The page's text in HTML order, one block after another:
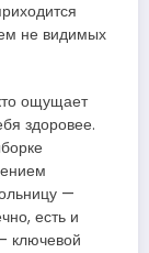
не видимых
ощущает
здоровее.
—
есть и
ключевой